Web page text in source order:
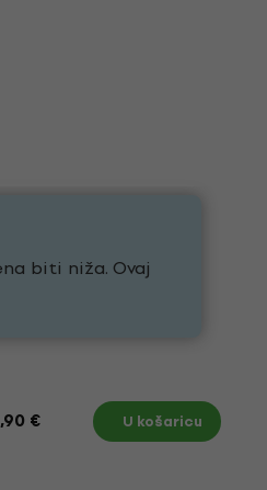
biti niža. Ovaj
ploča
€ U košaricu